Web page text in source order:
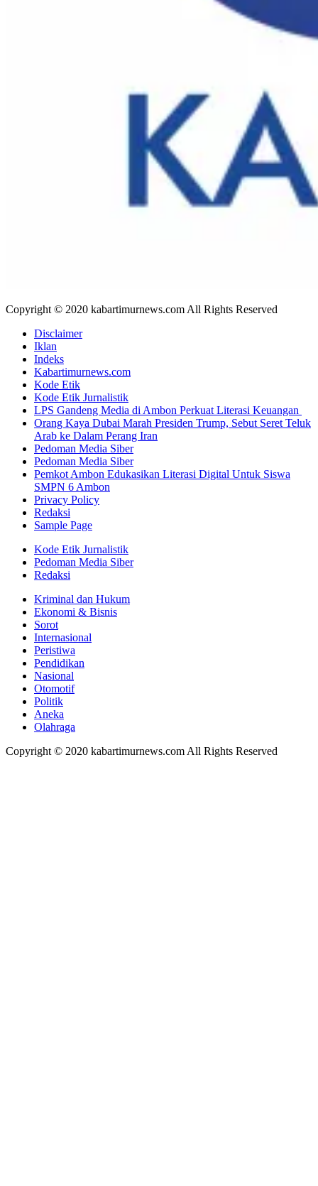
Copyright © 2020 kabartimurnews.com All Rights Reserved
Disclaimer
Iklan
Indeks
Kabartimurnews.com
Kode Etik
Kode Etik Jurnalistik
LPS Gandeng Media di Ambon Perkuat Literasi Keuangan
Orang Kaya Dubai Marah Presiden Trump, Sebut Seret Teluk
Arab ke Dalam Perang Iran
Pedoman Media Siber
Pedoman Media Siber
Pemkot Ambon Edukasikan Literasi Digital Untuk Siswa
SMPN 6 Ambon
Privacy Policy
Redaksi
Sample Page
Kode Etik Jurnalistik
Pedoman Media Siber
Redaksi
Kriminal dan Hukum
Ekonomi & Bisnis
Sorot
Internasional
Peristiwa
Pendidikan
Nasional
Otomotif
Politik
Aneka
Olahraga
Copyright © 2020 kabartimurnews.com All Rights Reserved